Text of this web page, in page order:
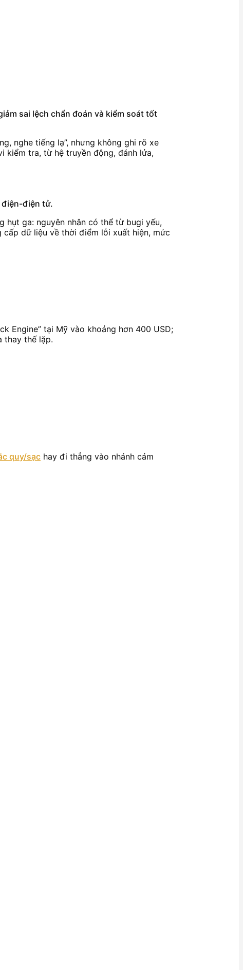
sai lệch chẩn đoán và kiểm soát tốt
nghe tiếng lạ”, nhưng không ghi rõ xe
kiểm tra, từ hệ truyền động, đánh lửa,
điện-điện tử.
hụt ga: nguyên nhân có thể từ bugi yếu,
cấp dữ liệu về thời điểm lỗi xuất hiện, mức
Engine” tại Mỹ vào khoảng hơn 400 USD;
thay thế lặp.
quy/sạc hay đi thẳng vào nhánh cảm